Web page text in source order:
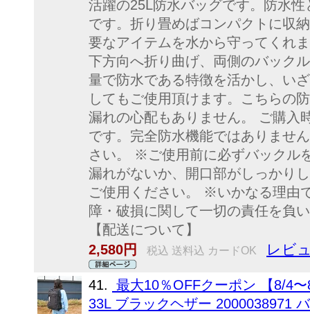
活躍の25L防水バッグです。防水
です。折り畳めばコンパクトに収
要なアイテムを水から守ってくれ
下方向へ折り曲げ、両側のバック
量で防水である特徴を活かし、い
してもご使用頂けます。こちらの
漏れの心配もありません。 ご購
です。完全防水機能ではありませ
さい。 ※ご使用前に必ずバックル
漏れがないか、開口部がしっかり
ご使用ください。 ※いかなる理由
障・破損に関して一切の責任を負
【配送について】
2,580円
税込 送料込 カードOK レビ
41.
最大10％OFFクーポン 【8/4
33L ブラックヘザー 2000038971